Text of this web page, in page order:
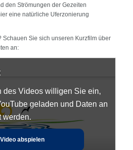
den Strömungen der Gezeiten
eine natürliche Uferzonierung
Schauen Sie sich unseren Kurzfilm über
an:
des Videos willigen Sie ein,
geladen und Daten an
werden.
Video abspielen